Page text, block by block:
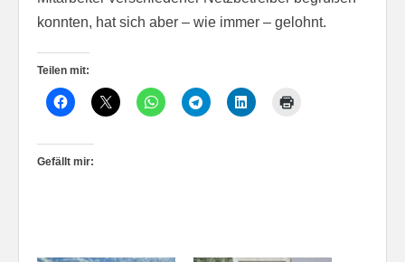
konnten, hat sich aber – wie immer – gelohnt.
Teilen mit:
Gefällt mir: